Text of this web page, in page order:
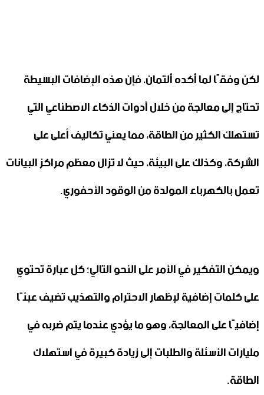
لكن وفقًا لما أكده ألتمان، فإن هذه الإضافات البسيطة
تحتاج إلى معالجة من خلال أدوات الذكاء الاصطناعي التي
تستهلك الكثير من الطاقة، مما يعني تكاليف أعلى على
الشركة، وكذلك على البيئة، حيث لا تزال معظم مراكز البيانات
تعمل بالكهرباء المولدة من الوقود الأحفوري.
ويمكن التفكير في الأمر على النحو التالي؛ كل عبارة تحتوي
على كلمات إضافية لإظهار الاحترام والتهذيب تضيف عبئًا
إضافيًا على المعالجة، وهو ما يؤدي عندما يتم ضربه في
مليارات الأسئلة والطلبات إلى زيادة كبيرة في استهلاك
الطاقة.